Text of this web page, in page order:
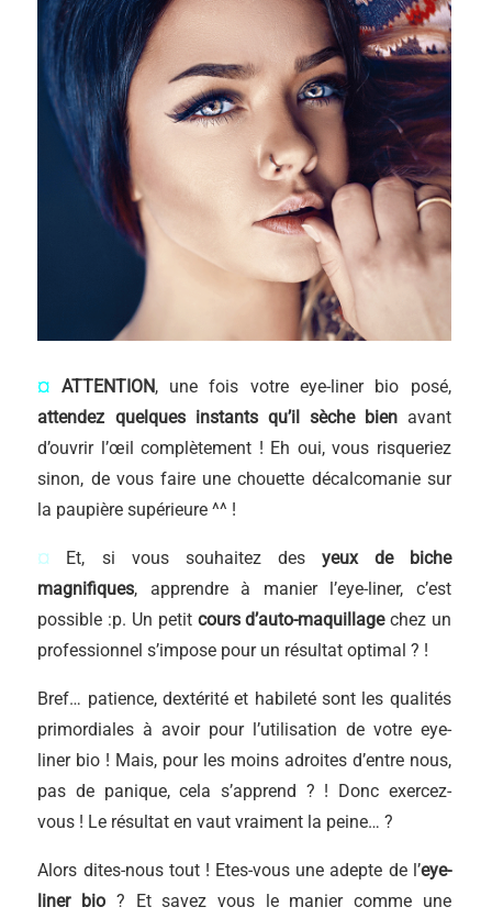
¤ ATTENTION, une fois votre eye-liner bio posé,
attendez quelques instants qu’il sèche bien avant
d’ouvrir l’œil complètement ! Eh oui, vous risqueriez
sinon, de vous faire une chouette décalcomanie sur
la paupière supérieure ^^ !
¤ Et, si vous souhaitez des yeux de biche
magnifiques, apprendre à manier l’eye-liner, c’est
possible :p. Un petit cours d’auto-maquillagechez un
professionnel s’impose pour un résultat optimal ? !
Bref… patience, dextérité et habileté sont les qualités
primordiales à avoir pour l’utilisation de votre eye-
liner bio ! Mais, pour les moins adroites d’entre nous,
pas de panique, cela s’apprend ? ! Donc exercez-
vous ! Le résultat en vaut vraiment la peine… ?
Alors dites-nous tout ! Etes-vous une adepte de l’eye-
liner bio ? Et savez vous le manier comme une